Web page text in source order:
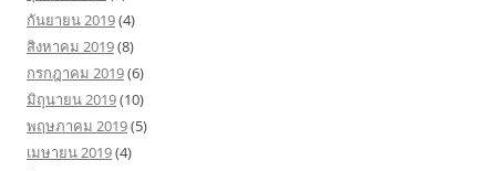
กันยายน 2019(4)
สิงหาคม 2019(8)
กรกฎาคม 2019(6)
มิถุนายน 2019(10)
พฤษภาคม 2019(5)
เมษายน 2019(4)